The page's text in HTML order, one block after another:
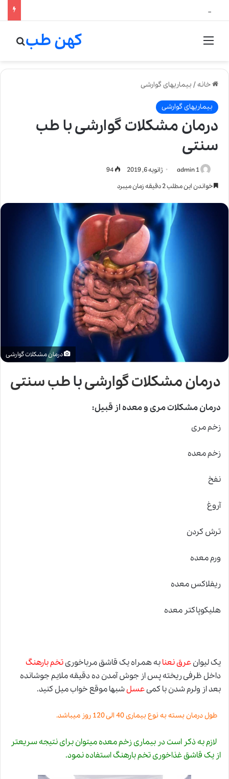
منو کهن طب
خانه/ بیماریهای گوارشی
بیماریهای گوارشی
درمان مشکلات گوارشی با طب
سنتی
admin 1 ژانویه 6, 2019
خواندن این مطلب 2 دقیقه زمان میبرد
درمان مشکلات گوارشی
درمان مشکلات گوارشیباطب سنتی
درمان مشکلات مری و معده از قبیل:
زخم مری
زخم معده
نفخ
آروغ
ترش کردن
ورم معده
ریفلاکس معده
هلیکوپاکتر معده
یک لیوانعرق نعنابه همراه یک قاشق مرباخوریتخم بارهنگ
داخل ظرفی ریخته پس از جوش آمدن ده دقیقه ملایم جوشانده
بعد از ولرم شدن با کمیعسلشبها موقع خواب میل کنید.
طول درمان بسته به نوع بیماری 40 الی 120 روز میباشد.
لازم به ذکر است در بیماری زخم معده میتوان برای نتیجه سریعتر
از یک قاشق غذاخوری تخم بارهنگ استفاده نمود.